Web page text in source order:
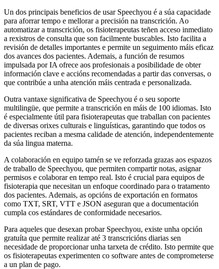
Un dos principais beneficios de usar Speechyou é a súa capacidade
para aforrar tempo e mellorar a precisión na transcrición. Ao
automatizar a transcrición, os fisioterapeutas teñen acceso inmediato
a rexistros de consulta que son facilmente buscables. Isto facilita a
revisión de detalles importantes e permite un seguimento máis eficaz
dos avances dos pacientes. Ademais, a función de resumos
impulsada por IA ofrece aos profesionais a posibilidade de obter
información clave e accións recomendadas a partir das conversas, o
que contribúe a unha atención máis centrada e personalizada.
Outra vantaxe significativa de Speechyou é o seu soporte
multilingüe, que permite a transcrición en máis de 100 idiomas. Isto
é especialmente útil para fisioterapeutas que traballan con pacientes
de diversas orixes culturais e linguísticas, garantindo que todos os
pacientes reciban a mesma calidade de atención, independentemente
da súa lingua materna.
A colaboración en equipo tamén se ve reforzada grazas aos espazos
de traballo de Speechyou, que permiten compartir notas, asignar
permisos e colaborar en tempo real. Isto é crucial para equipos de
fisioterapia que necesitan un enfoque coordinado para o tratamento
dos pacientes. Ademais, as opcións de exportación en formatos
como TXT, SRT, VTT e JSON aseguran que a documentación
cumpla cos estándares de conformidade necesarios.
Para aqueles que desexan probar Speechyou, existe unha opción
gratuíta que permite realizar até 3 transcricións diarias sen
necesidade de proporcionar unha tarxeta de crédito. Isto permite que
os fisioterapeutas experimenten co software antes de comprometerse
a un plan de pago.